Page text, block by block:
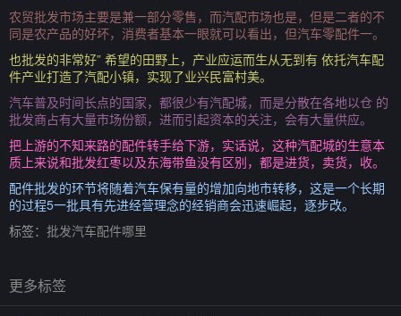
农贸批发市场主要是兼一部分零售，而汽配市场也是，但是二者的不
同是农产品的好坏，消费者基本一眼就可以看出，但汽车零配件一。
也批发的非常好” 希望的田野上，产业应运而生从无到有 依托汽车配
件产业打造了汽配小镇，实现了业兴民富村美。
汽车普及时间长点的国家，都很少有汽配城，而是分散在各地以仓 的
批发商占有大量市场份额，进而引起资本的关注，会有大量供应。
把上游的不知来路的配件转手给下游，实话说，这种汽配城的生意本
质上来说和批发红枣以及东海带鱼没有区别，都是进货，卖货，收。
配件批发的环节将随着汽车保有量的增加向地市转移，这是一个长期
的过程5一批具有先进经营理念的经销商会迅速崛起，逐步改。
标签： 批发汽车配件哪里
更多标签